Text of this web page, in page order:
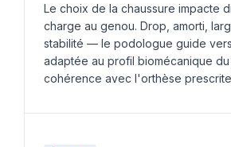
Le choix de la chaussure impacte
charge au genou. Drop, amorti,
stabilité — le podologue guide
adaptée au profil biomécanique
cohérence avec l'orthèse